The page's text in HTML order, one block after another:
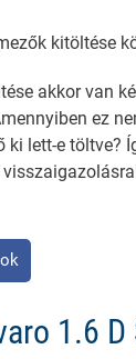
kitöltése
akkor van
ez
ki lett-e töltve?
1.6